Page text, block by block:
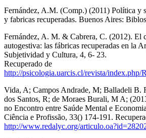
Fernández, A.M. (Comp.) (2011) Política y
y fabricas recuperadas. Buenos Aires:
Fernández, A. M. & Cabrera, C. (2012). El
autogestiva: las fábricas recuperadas en la
Subjetividad y Cultura, 4, 6- 23.
Recuperado de
http://psicologia.uarcis.cl/revista/
Vida, A; Campos Andrade, M; Balladeli B.
dos Santos, R; de Moraes Burali, M A;
no Encontro entre Saúde Mental e
Ciência e Profissão, 33() 174-191.
http://www.redalyc.org/